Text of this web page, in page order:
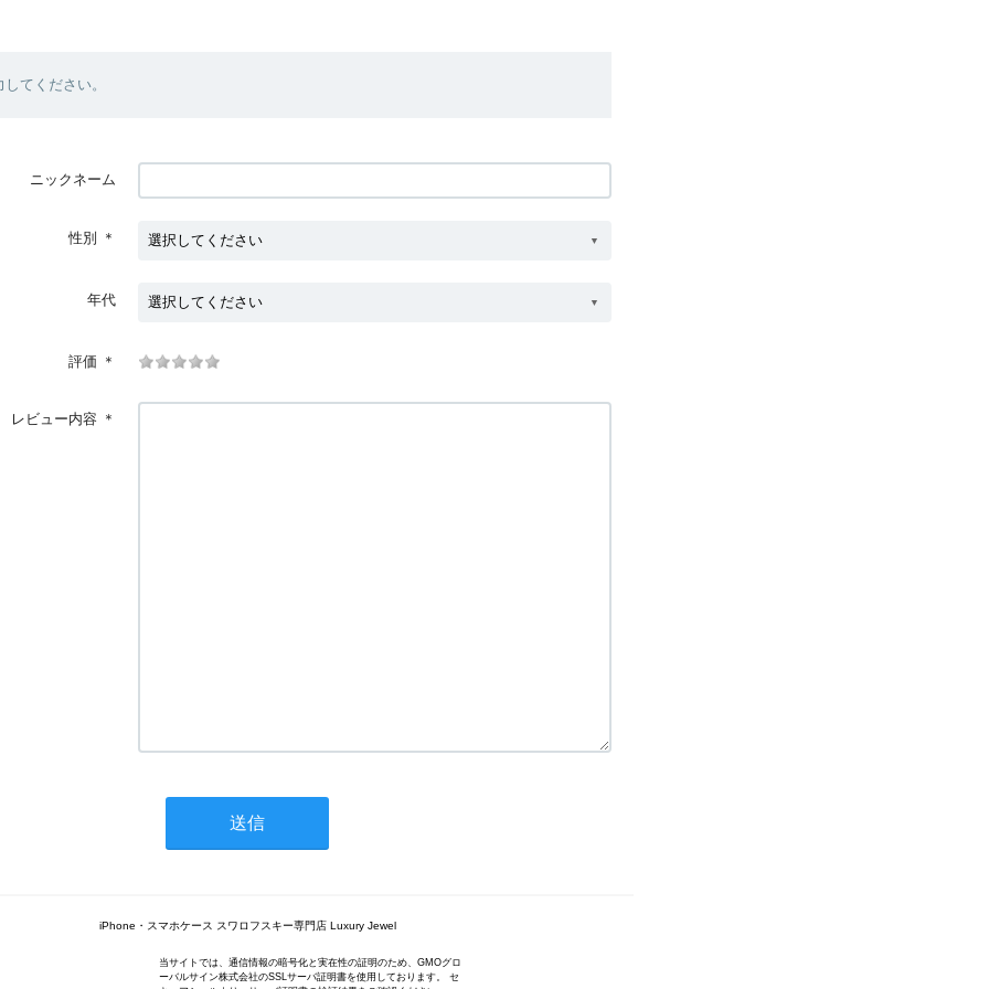
てください。
ニックネーム
性別 ＊
年代
評価 ＊
レビュー内容 ＊
iPhone・スマホケース スワロフスキー専門店 Luxury Jewel
当サイトでは、通信情報の暗号化と実在性の証明のため、GMOグロ
ーバルサイン株式会社のSSLサーバ証明書を使用しております。 セ